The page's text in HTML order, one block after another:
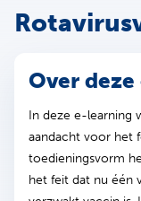
Over
In deze e-learning
aandacht voor het
toedieningsvorm
het feit dat nu één